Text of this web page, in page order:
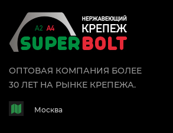
ОПТОВАЯ КОМПАНИЯ БОЛЕЕ
30 ЛЕТ НА РЫНКЕ КРЕПЕЖА.
Москва